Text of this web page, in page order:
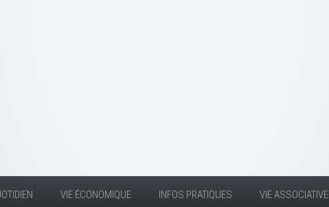
VIE ÉCONOMIQUE INFOS PRATIQUES VIE ASSOCIATIVE